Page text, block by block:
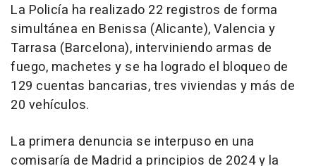
La Policía ha realizado 22 registros de forma
simultánea en Benissa (Alicante), Valencia y
Tarrasa (Barcelona), interviniendo armas de
fuego, machetes y se ha logrado el bloqueo de
129 cuentas bancarias, tres viviendas y más de
20 vehículos.
La primera denuncia se interpuso en una
comisaría de Madrid a principios de 2024 y la